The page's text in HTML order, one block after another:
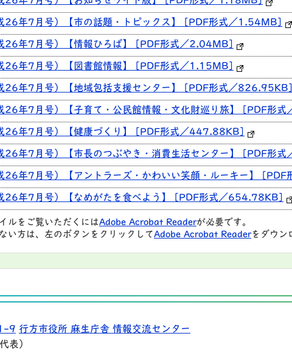
26年7月号）【市の話題・トピックス】 [PDF形式／1.54MB]
26年7月号）【情報ひろば】 [PDF形式／2.04MB]
26年7月号）【図書館情報】 [PDF形式／1.15MB]
26年7月号）【地域包括支援センター】 [PDF形式／826.95KB]
26年7月号）【子育て・公民館情報・文化財巡り旅】 [PDF形
26年7月号）【健康づくり】 [PDF形式／447.88KB]
26年7月号）【市長のつぶやき・消費生活センター】 [PDF形
26年7月号）【アントラーズ・かわいい笑顔・ルーキー】
26年7月号）【なめがたを食べよう】 [PDF形式／654.78KB]
ルをご覧いただくにはAdobe Acrobat Readerが必要です。
い方は、左のボタンをクリックして Adobe Acrobat Readerをダウン
9 行方市役所 麻生庁舎 情報交流センター
表）